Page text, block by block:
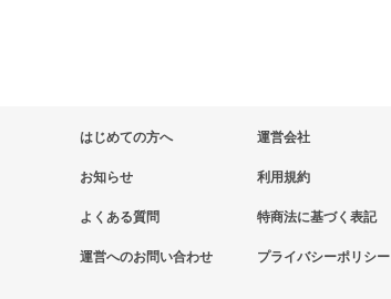
はじめての方へ
お知らせ
よくある質問
運営へのお問い合わせ
運営会社
利用規約
特商法に基づく表記
プライバシーポリシー